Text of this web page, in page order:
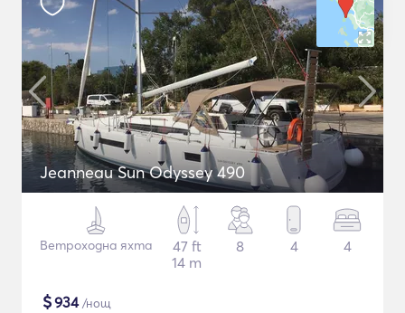
Jeanneau Sun Odyssey 490
Ветроходна яхта
47 ft
14 m
8 4 4
$934/нощ